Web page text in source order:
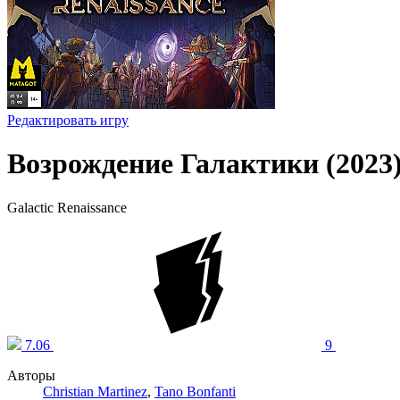
Редактировать игру
Возрождение Галактики
Galactic Renaissance
7.06 9
Авторы
Christian Martinez, Tano Bonfanti